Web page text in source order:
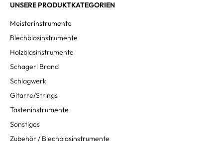
UNSERE PRODUKTKATEGORIEN
Meisterinstrumente
Blechblasinstrumente
Holzblasinstrumente
Schagerl Brand
Schlagwerk
Gitarre/Strings
Tasteninstrumente
Sonstiges
Zubehör / Blechblasinstrumente